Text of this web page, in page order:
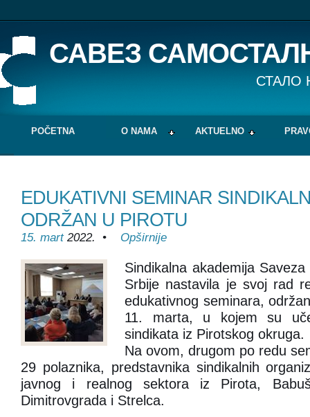
САВЕЗ
СТАЛО
POČETNA O NAMA AKTUELNO
EDUKATIVNI SEMINAR
ODRŽAN U PIROTU
15. mart2022. • Opširnije
Sindikalna akademija
Srbije nastavila je svoj rad
edukativnog seminara,
11. marta, u kojem su
sindikata iz Pirotskog okruga.
Na ovom, drugom po redu
29 polaznika, predstavnika sindikalnih
javnog i realnog sektora iz Pirota,
Dimitrovgrada i Strelca.